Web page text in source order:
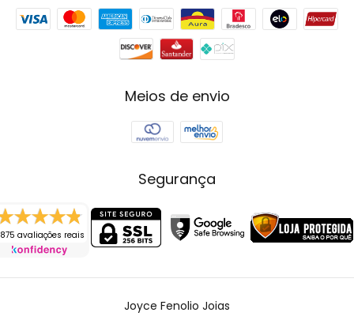
Meios de envio
Segurança
avaliações reais
Joyce Fenolio Joias